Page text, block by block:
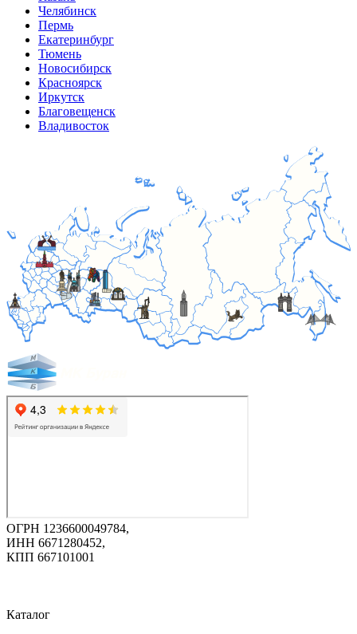
Челябинск
Пермь
Екатеринбург
Тюмень
Новосибирск
Красноярск
Иркутск
Благовещенск
Владивосток
ОГРН 1236600049784,
ИНН 6671280452,
КПП 667101001
Каталог